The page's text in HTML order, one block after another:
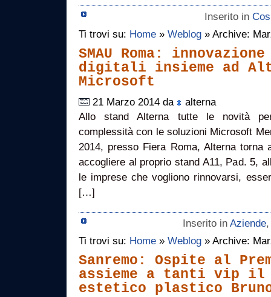
Inserito in
Ti trovi su: Home » Weblog » Archive:
SMAU Roma:
digitali insieme ad
Microsoft
21 Marzo 2014 da
alterna
Allo stand Alterna tutte le novità
complessità con le soluzioni Microsoft
2014, presso Fiera Roma, Alterna torna
accogliere al proprio stand A11, Pad. 5,
le imprese che vogliono rinnovarsi,
[…]
Inserito in Aziende
Ti trovi su: Home » Weblog » Archive:
Sanremo: Ospite al
assieme a tanti vip il
estetico plastico